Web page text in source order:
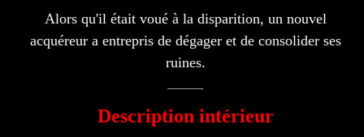
Alors qu'il était voué à la disparition, un nouvel
acquéreur a entrepris de dégager et de consolider ses
ruines.
Description intérieur